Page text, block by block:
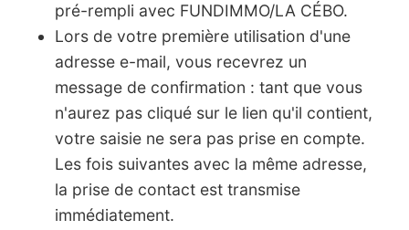
pré-rempli avec FUNDIMMO/LA CÉBO.
Lors de votre première utilisation d'une
adresse e-mail, vous recevrez un
message de confirmation : tant que vous
n'aurez pas cliqué sur le lien qu'il contient,
votre saisie ne sera pas prise en compte.
Les fois suivantes avec la même adresse,
la prise de contact est transmise
immédiatement.